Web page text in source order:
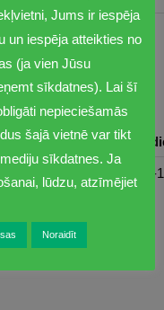
Ceturtdiena
08:00-
Jums ir iespēja
un iespēja atteikties no
(ja vien Jūsu
sīkdatnes). Lai šī
nepieciešamās
šajā vietnē var tikt
sīkdatnes. Ja
lūdzu, atzīmējiet
Noraidīt